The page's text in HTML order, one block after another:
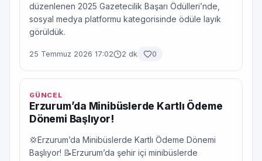
düzenlenen 2025 Gazetecilik Başarı Ödülleri’nde,
sosyal medya platformu kategorisinde ödüle layık
görüldük.
25 Temmuz 2026 17:02 2 dk 0
GÜNCEL
Erzurum’da Minibüslerde Kartlı Ödeme
Dönemi Başlıyor!
💢Erzurum’da Minibüslerde Kartlı Ödeme Dönemi
Başlıyor! 📝Erzurum’da şehir içi minibüslerde